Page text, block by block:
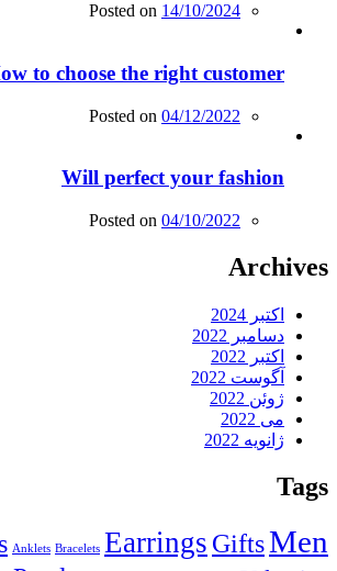
Posted on 14/10/2024
to choose the right customer?
Posted on 04/12/2022
Will perfect your fashion
Posted on 04/10/2022
Archives
اکتبر 2024
دسامبر 2022
اکتبر 2022
آگوست 2022
ژوئن 2022
می 2022
ژانویه 2022
Tags
Anklets Bracelets Earrings GiftsMen